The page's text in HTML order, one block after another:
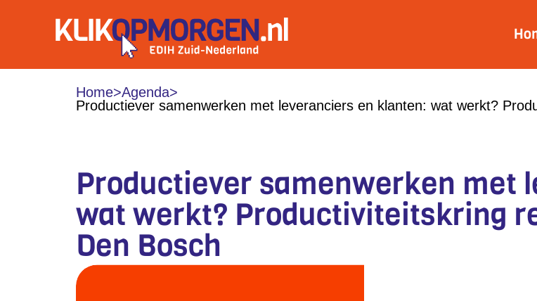
Home>Agenda>
Productiever samenwerken met leveranciers en klanten: wat werkt?
Productiever samenwerken met
wat werkt? Productiviteitskring
Den Bosch